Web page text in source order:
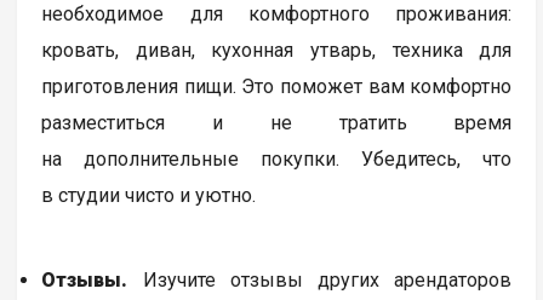
необходимое для комфортного проживания:
кровать, диван, кухонная утварь, техника для
приготовления пищи. Это поможет вам комфортно
разместиться и не тратить время
на дополнительные покупки. Убедитесь, что
в студии чисто и уютно.
Отзывы. Изучите отзывы других арендаторов